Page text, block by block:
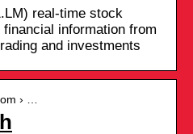
real-time stock
information from
and investments
› …